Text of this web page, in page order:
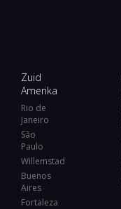
Zuid
Amerika
Rio de
Janeiro
São
Paulo
Willemstad
Buenos
Aires
Fortaleza